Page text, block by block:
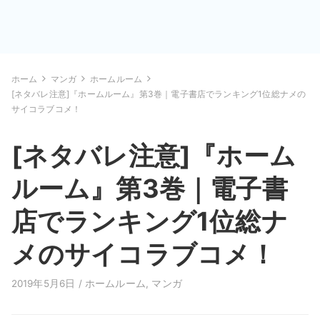
ホーム マンガ
ホームルーム
[ネタバレ注意]『ホームルーム』第3巻｜電子書店でランキング1位総ナメの
サイコラブコメ！
[ネタバレ注意]『ホーム
ルーム』第3巻｜電子書
店でランキング1位総ナ
メのサイコラブコメ！
2019年5月6日 / ホームルーム マンガ